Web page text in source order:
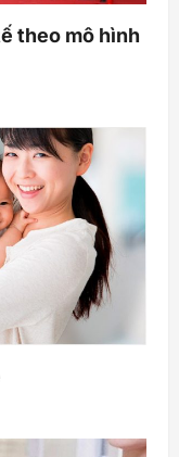
theo mô hình